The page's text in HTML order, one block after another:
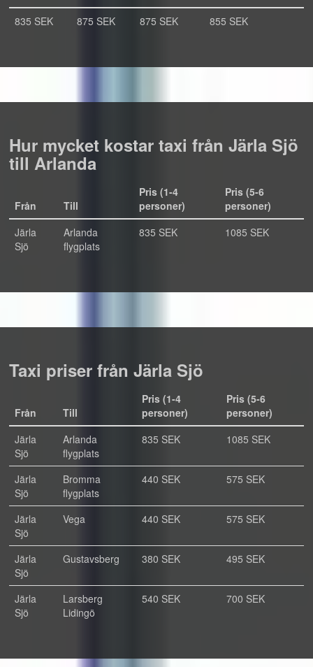
835 SEK
875 SEK 875 SEK 855 SEK
Hur mycket kostar taxi från Järla Sjö
till Arlanda
Från Till
Pris (1-4
personer)
Pris (5-6
personer)
Järla
Sjö
Arlanda
flygplats
835 SEK 1085 SEK
Taxi priser från Järla Sjö
Från Till
Pris (1-4
personer)
Pris (5-6
personer)
Järla
Sjö
Arlanda
flygplats
835 SEK 1085 SEK
Järla
Sjö
Bromma
flygplats
440 SEK 575 SEK
Järla
Sjö
Vega 440 SEK 575 SEK
Järla
Sjö
Gustavsberg 380 SEK 495 SEK
Järla
Sjö
Larsberg
Lidingö
540 SEK 700 SEK